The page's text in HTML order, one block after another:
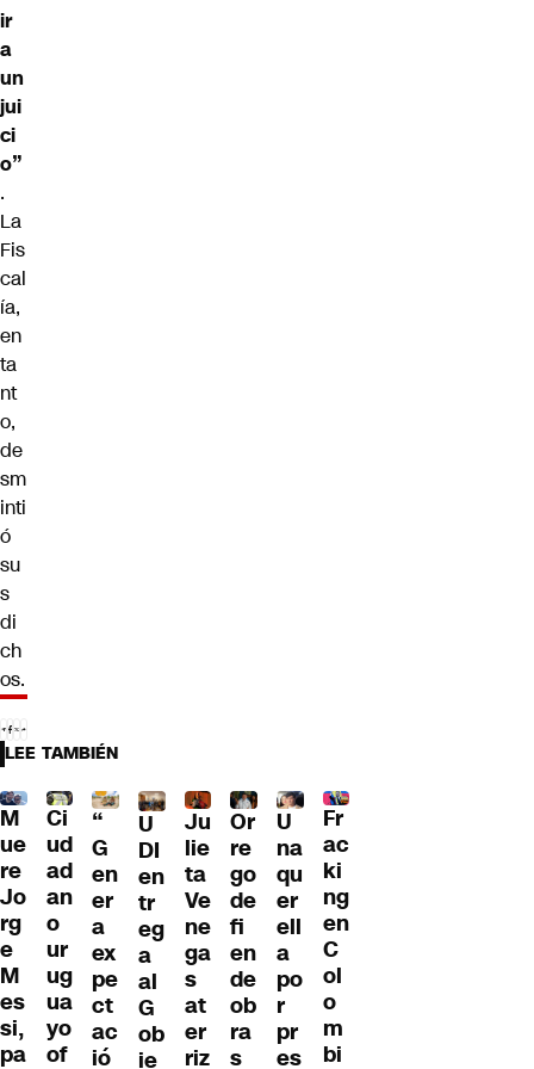
ir
a
un
jui
ci
o”
.
La
Fis
cal
ía,
en
ta
nt
o,
de
sm
inti
ó
su
s
di
ch
os.
LEE TAMBIÉN
M
ue
re
Jo
rg
e
M
es
si,
pa
Ci
ud
ad
an
o
ur
ug
ua
yo
of
“
G
en
er
a
ex
pe
ct
ac
ió
U
DI
en
tr
eg
a
al
G
ob
ie
Ju
lie
ta
Ve
ne
ga
s
at
er
riz
Or
re
go
de
fi
en
de
ob
ra
s
U
na
qu
er
ell
a
po
r
pr
es
Fr
ac
ki
ng
en
C
ol
o
m
bi